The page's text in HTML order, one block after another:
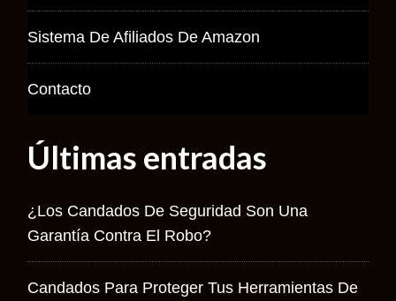
Sistema De Afiliados De Amazon
Contacto
Últimas entradas
¿Los Candados De Seguridad Son Una
Garantía Contra El Robo?
Candados Para Proteger Tus Herramientas De